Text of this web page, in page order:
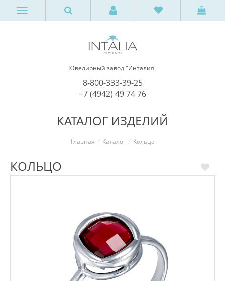
Ювелирный завод "Инталия"
8-800-333-39-25
+7 (4942) 49 74 76
КАТАЛОГ ИЗДЕЛИЙ
Главная Каталог Кольца
КОЛЬЦО